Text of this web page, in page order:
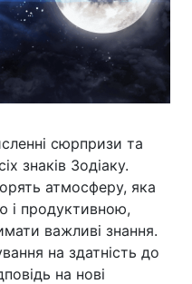
сюрпризи та
знаків Зодіаку.
атмосферу, яка
і продуктивною,
важливі знання.
на здатність до
на нові